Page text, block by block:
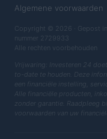
Algemene voorwaarden
Copyright © 2026 · Gepost
nummer 2729933
Alle rechten voorbehouden
Vrijwaring: Investeren 24
to-date te houden. Deze
een financiële instelling,
Alle financiële producten,
zonder garantie. Raadpleeg
voorwaarden van uw